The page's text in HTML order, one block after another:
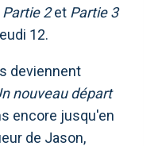
Partie 2et Partie 3
12.
deviennent
nouveau départ
encore jusqu'en
de Jason,